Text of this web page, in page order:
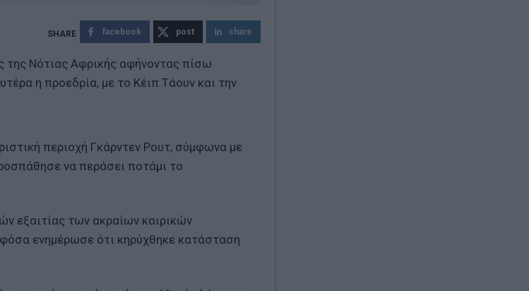
facebook post share
της Νότιας Αφρικής αφήνοντας πίσω
η προεδρία, με το Κέιπ Τάουν και την
περιοχή Γκάρντεν Ρουτ, σύμφωνα με
να περάσει ποτάμι το
εξαιτίας των ακραίων καιρικών
ενημέρωσε ότι κηρύχθηκε κατάσταση